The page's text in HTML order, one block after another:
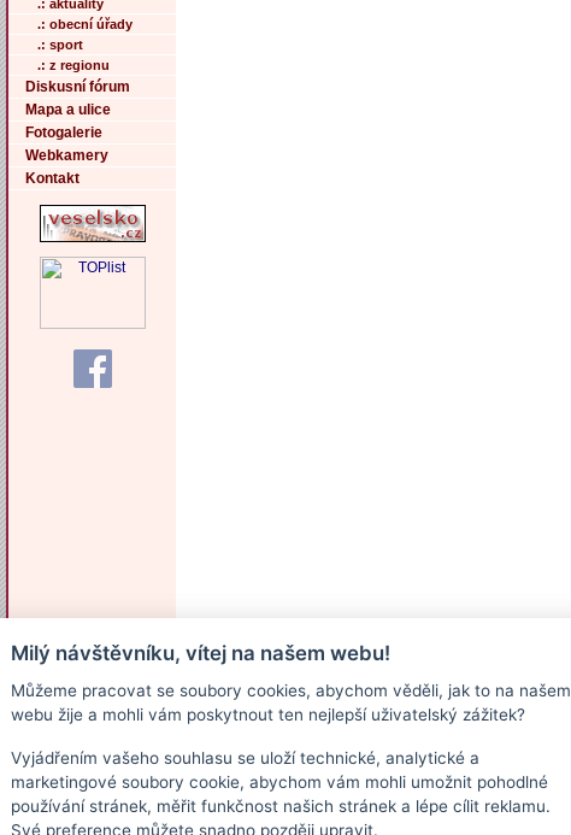
.: aktuality
.: obecní úřady
.: sport
.: z regionu
Diskusní fórum
Mapa a ulice
Fotogalerie
Webkamery
Kontakt
Milý návštěvníku, vítej na našem webu!
Můžeme pracovat se soubory cookies, abychom věděli, jak to na našem
webu žije a mohli vám poskytnout ten nejlepší uživatelský zážitek?
Vyjádřením vašeho souhlasu se uloží technické, analytické a
marketingové soubory cookie, abychom vám mohli umožnit pohodlné
používání stránek, měřit funkčnost našich stránek a lépe cílit reklamu.
Své preference můžete snadno později upravit.